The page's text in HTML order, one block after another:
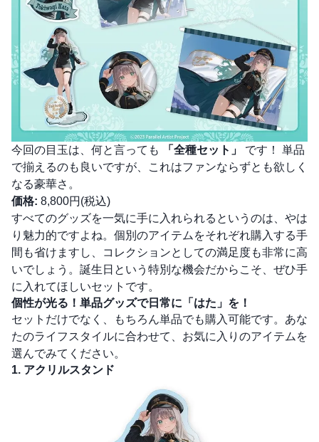
今回の目玉は、何と言っても 「全種セット」
です！ 単品
で揃えるのも良いですが、これはファンならずとも欲しく
なる豪華さ。
価格: 8,800円(税込)
すべてのグッズを一気に手に入れられるというのは、やは
り魅力的ですよね。個別のアイテムをそれぞれ購入する手
間も省けますし、コレクションとしての満足度も非常に高
いでしょう。誕生日という特別な機会だからこそ、ぜひ手
に入れてほしいセットです。
個性が光る！単品グッズで日常に「はた」を！
セットだけでなく、もちろん単品でも購入可能です。あな
たのライフスタイルに合わせて、お気に入りのアイテムを
選んでみてください。
1. アクリルスタンド